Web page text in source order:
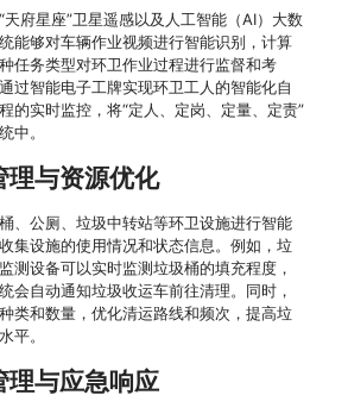
府星座”卫星遥感以及人工智能（AI）大数
能够对车辆作业视频进行智能识别，计算
任务类型对环卫作业过程进行监督和考
过智能电子工牌实现环卫工人的智能化自
的实时监控，将“定人、定岗、定量、定责”
中。
理与资源优化
、公厕、垃圾中转站等环卫设施进行智能
集设施的使用情况和状态信息。例如，垃
测设备可以实时监测垃圾桶的填充程度，
会自动通知垃圾收运车前往清理。同时，
类和数量，优化清运路线和频次，提高垃
平。
理与应急响应